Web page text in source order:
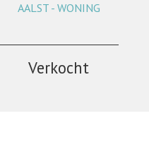
m² 3 1
AALST - WONING
Verkocht